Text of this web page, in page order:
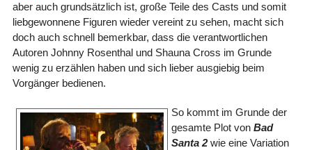
aber auch grundsätzlich ist, große Teile des Casts und somit
liebgewonnene Figuren wieder vereint zu sehen, macht sich
doch auch schnell bemerkbar, dass die verantwortlichen
Autoren Johnny Rosenthal und Shauna Cross im Grunde
wenig zu erzählen haben und sich lieber ausgiebig beim
Vorgänger bedienen.
So kommt im Grunde der
gesamte Plot von Bad
Santa 2wie eine Variation